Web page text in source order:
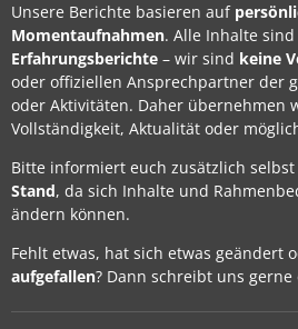
Unsere Berichte basieren auf
Momentaufnahmen. Alle Inhalte
Erfahrungsberichte – wir sind keine
oder offiziellen Ansprechpartner der
oder Aktivitäten. Daher übernehmen
Vollständigkeit, Aktualität oder
Bitte informiert euch zusätzlich
Stand, da sich Inhalte und
ändern können.
Fehlt etwas, hat sich etwas geändert
aufgefallen? Dann schreibt uns gerne